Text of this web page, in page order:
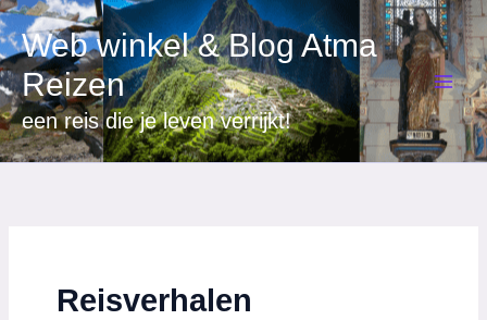
Ga
naar
de
inhoud
Web winkel & Blog Atma
Reizen
een reis die je leven verrijkt!
Reisverhalen